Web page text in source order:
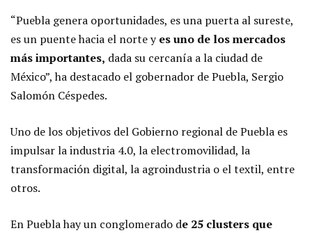
“Puebla genera oportunidades, es una puerta al sureste,
es un puente hacia el norte yes uno de los mercados
más importantes, dada su cercanía a la ciudad de
México”, ha destacado el gobernador de Puebla, Sergio
Salomón Céspedes.
Uno de los objetivos del Gobierno regional de Puebla es
impulsar la industria 4.0, la electromovilidad, la
transformación digital, la agroindustria o el textil, entre
otros.
En Puebla hay un conglomerado de 25 clusters que